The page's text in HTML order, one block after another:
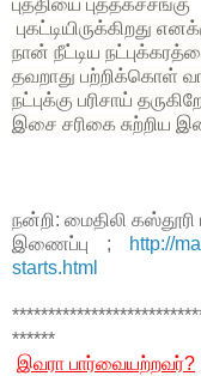
புத்தியை புத்தகச்சங்கு
புகட்டியிருக்கிறது
நான் நீட்டிய
தவறாது பற்றிக்கொள்
நட்புக்கு பரிசாய்
இசை சரிகை சுற்றிய
நன்றி: மைதிலி
இணைப்பு ;
http://
starts.html
******
இவரா பார்வையற்றவர்?